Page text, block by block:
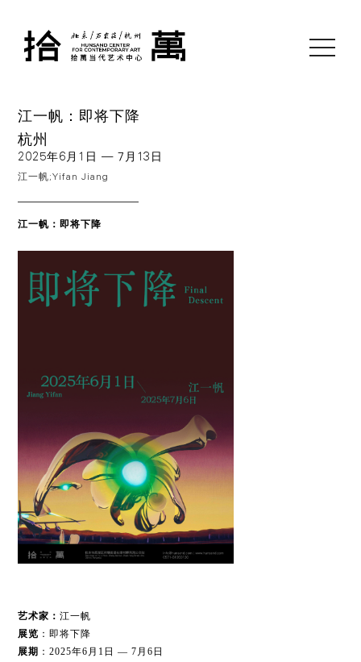
toggle
江一帆：即将下降
杭州
2025年6月1日 — 7月13日
江一帆;Yifan Jiang
江一帆：即将下降
艺术家：江一帆
展览 ：即将下降
展期 ：2025年6月1日 — 7月6日